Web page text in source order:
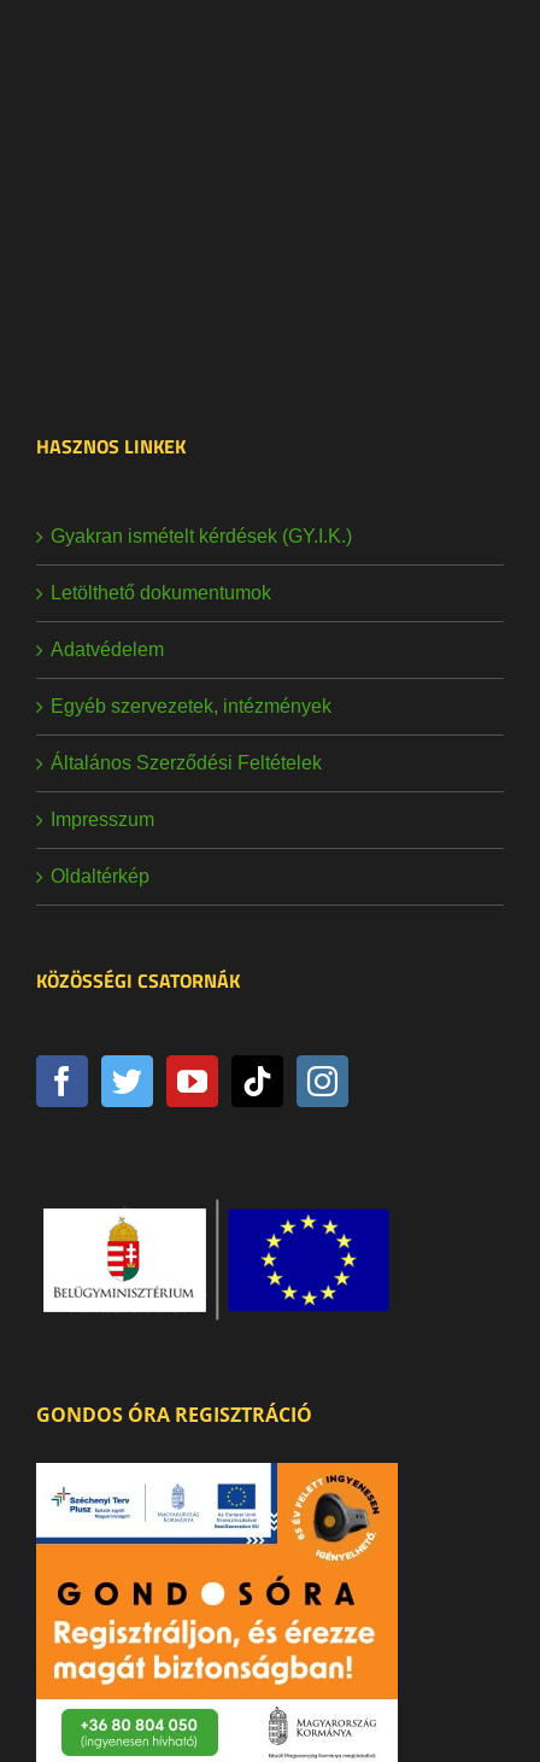
HASZNOS LINKEK
Gyakran ismételt kérdések (GY.I.K.)
Letölthető dokumentumok
Adatvédelem
Egyéb szervezetek, intézmények
Általános Szerződési Feltételek
Impresszum
Oldaltérkép
KÖZÖSSÉGI CSATORNÁK
GONDOS ÓRA REGISZTRÁCIÓ